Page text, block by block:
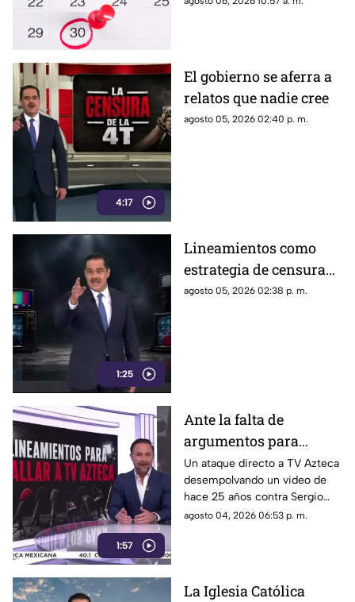
4:17
El gobierno se aferra a
relatos que nadie cree
agosto 05, 2026 02:40 p. m.
1:25
Lineamientos como
estrategia de censura
contra los ciudadanos
agosto 05, 2026 02:38 p. m.
1:57
Ante la falta de
argumentos para
justificar lineamientos
diseñados para
censurar, el Gobierno
recurrió a la
Un ataque directo a TV Azteca
desempolvando un video de
hace 25 años contra Sergio
Sarmiento. No es una disputa
agosto 04, 2026 06:53 p. m.
La Iglesia Católica